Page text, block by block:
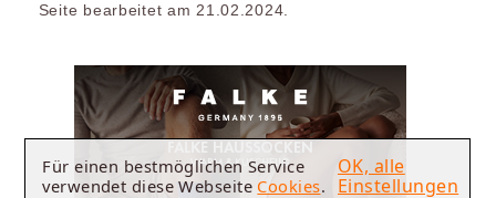
Seite bearbeitet am 21.02.2024.
Für einen bestmöglichen Service
verwendet diese Webseite Cookies.
OK, alle
Einstellungen